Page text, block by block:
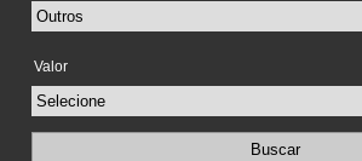
Valor
Buscar